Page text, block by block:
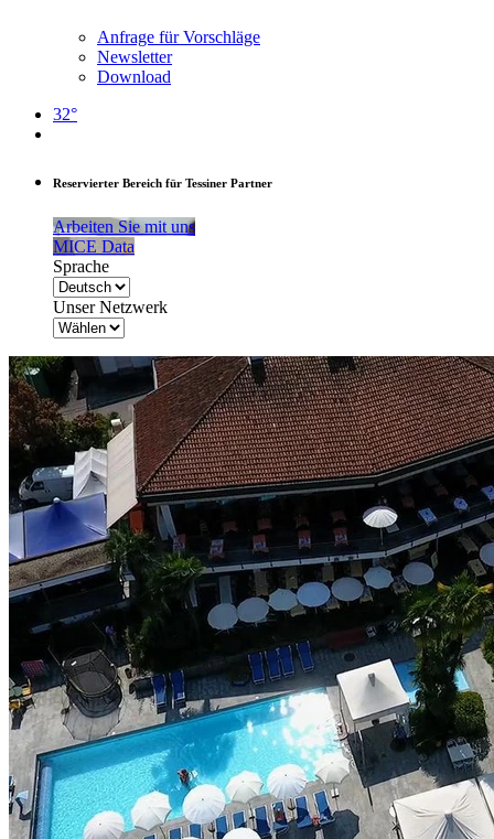
Anfrage für Vorschläge
Newsletter
Download
32°
Reservierter Bereich für Tessiner Partner
Arbeiten Sie mit uns
MICE Data
Sprache
Unser Netzwerk